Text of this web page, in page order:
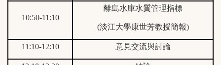
10:50-11:10
離島水庫水質管理指標
(淡江大學康世芳教授簡報)
11:10-12:10 意見交流與討論